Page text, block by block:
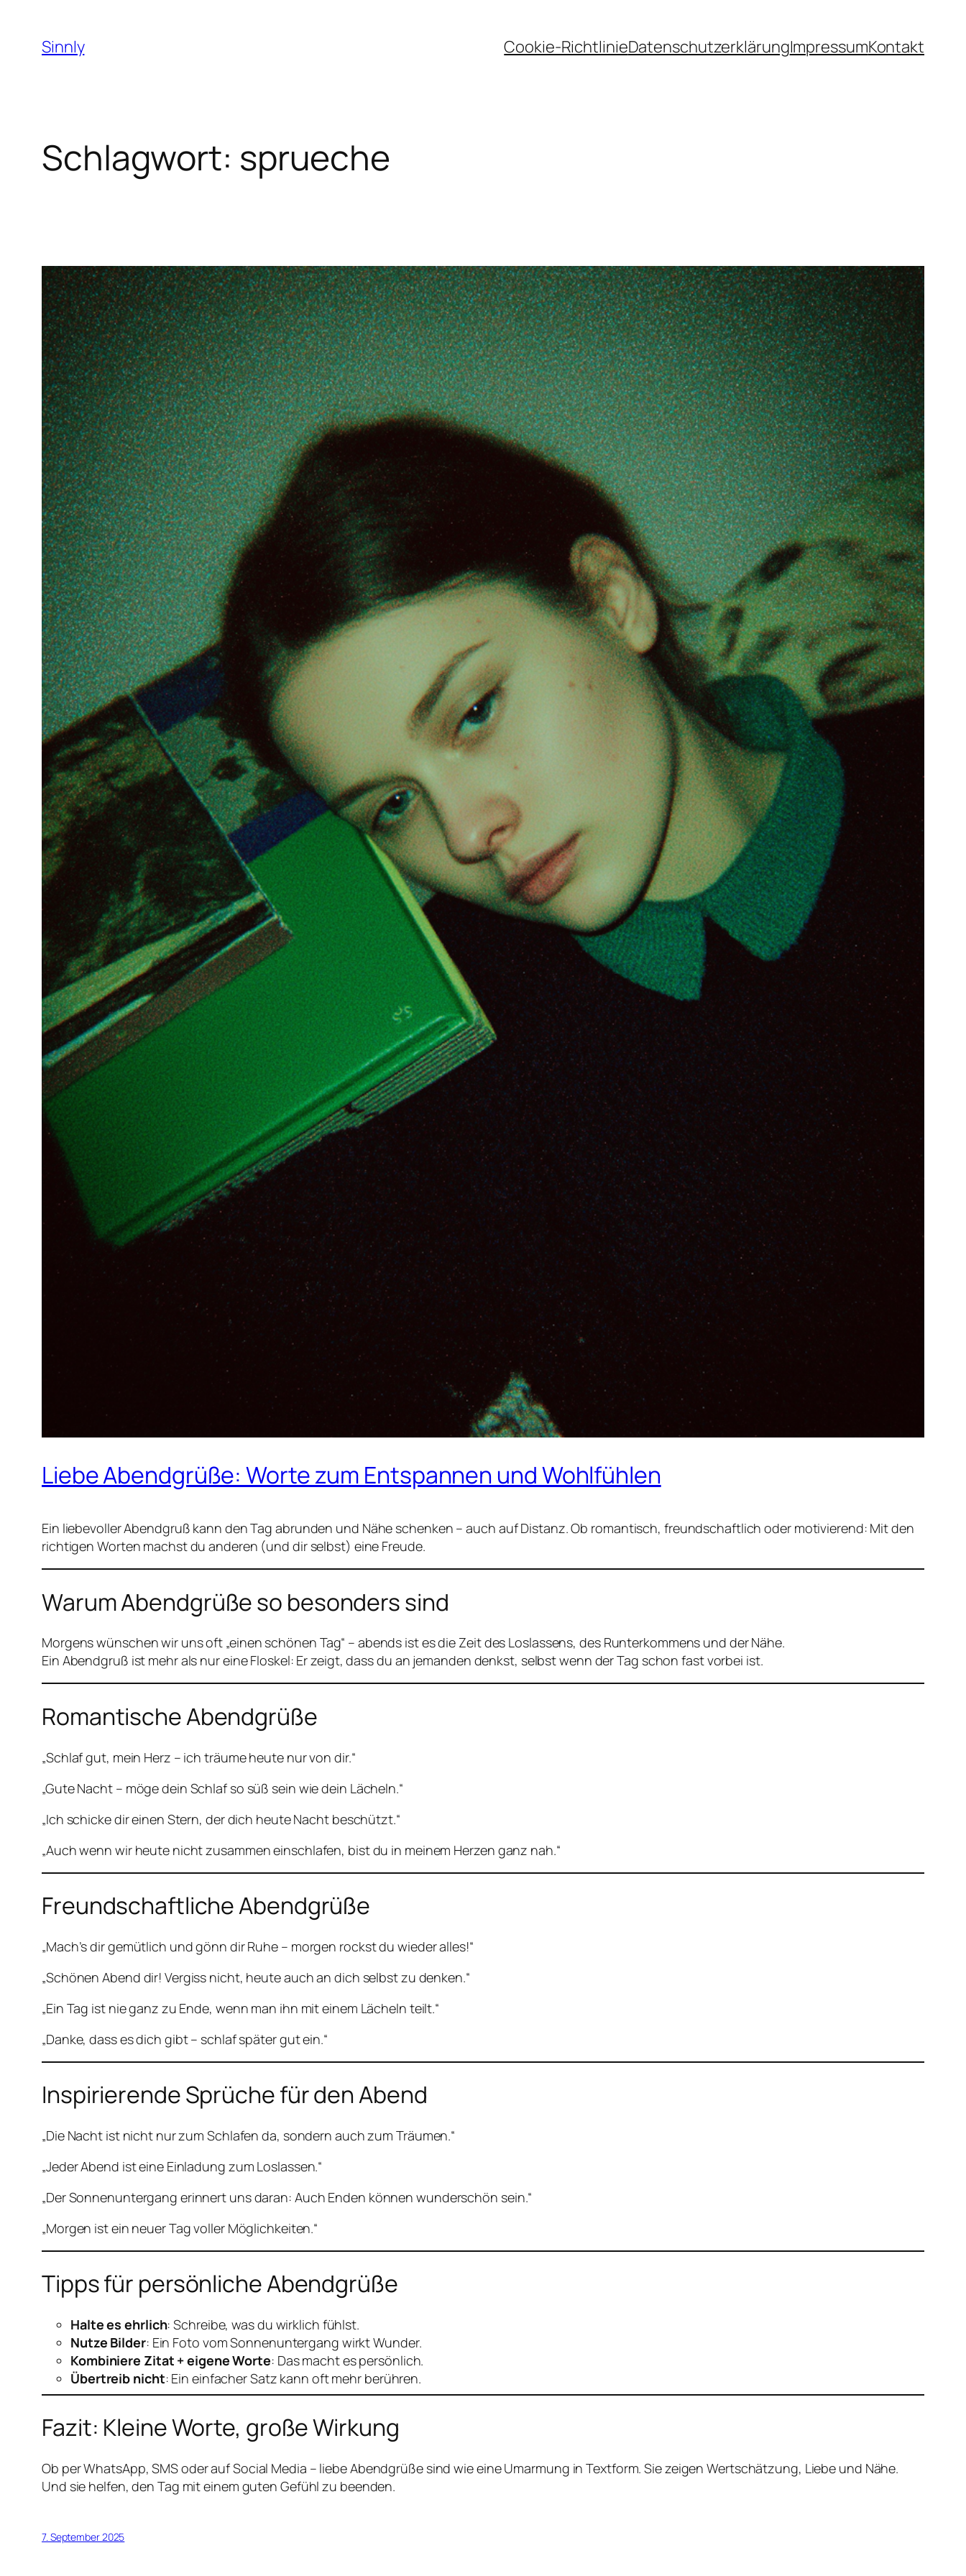
Inhalt
springen
Sinnly Cookie-RichtlinieDatenschutzerklärungImpressumKontakt
Schlagwort: sprueche
Liebe Abendgrüße: Worte zum Entspannen und Wohlfühlen
Ein liebevoller Abendgruß kann den Tag abrunden und Nähe schenken – auch auf Distanz. Ob romantisch, freundschaftlich oder motivierend: Mit den
richtigen Worten machst du anderen (und dir selbst) eine Freude.
Warum Abendgrüße so besonders sind
Morgens wünschen wir uns oft „einen schönen Tag“ – abends ist es die Zeit des Loslassens, des Runterkommens und der Nähe.
Ein Abendgruß ist mehr als nur eine Floskel: Er zeigt, dass du an jemanden denkst, selbst wenn der Tag schon fast vorbei ist.
Romantische Abendgrüße
„Schlaf gut, mein Herz – ich träume heute nur von dir.“
„Gute Nacht – möge dein Schlaf so süß sein wie dein Lächeln.“
„Ich schicke dir einen Stern, der dich heute Nacht beschützt.“
„Auch wenn wir heute nicht zusammen einschlafen, bist du in meinem Herzen ganz nah.“
Freundschaftliche Abendgrüße
„Mach’s dir gemütlich und gönn dir Ruhe – morgen rockst du wieder alles!“
„Schönen Abend dir! Vergiss nicht, heute auch an dich selbst zu denken.“
„Ein Tag ist nie ganz zu Ende, wenn man ihn mit einem Lächeln teilt.“
„Danke, dass es dich gibt – schlaf später gut ein.“
Inspirierende Sprüche für den Abend
„Die Nacht ist nicht nur zum Schlafen da, sondern auch zum Träumen.“
„Jeder Abend ist eine Einladung zum Loslassen.“
„Der Sonnenuntergang erinnert uns daran: Auch Enden können wunderschön sein.“
„Morgen ist ein neuer Tag voller Möglichkeiten.“
Tipps für persönliche Abendgrüße
Halte es ehrlich: Schreibe, was du wirklich fühlst.
Nutze Bilder: Ein Foto vom Sonnenuntergang wirkt Wunder.
Kombiniere Zitat + eigene Worte: Das macht es persönlich.
Übertreib nicht: Ein einfacher Satz kann oft mehr berühren.
Fazit: Kleine Worte, große Wirkung
Ob per WhatsApp, SMS oder auf Social Media – liebe Abendgrüße sind wie eine Umarmung in Textform. Sie zeigen Wertschätzung, Liebe und Nähe.
Und sie helfen, den Tag mit einem guten Gefühl zu beenden.
7. September 2025